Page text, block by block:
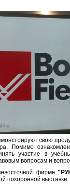
свою
Помимо
участие в
вопросам и
фирме
похоронной выставке